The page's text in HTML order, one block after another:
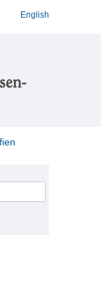
English